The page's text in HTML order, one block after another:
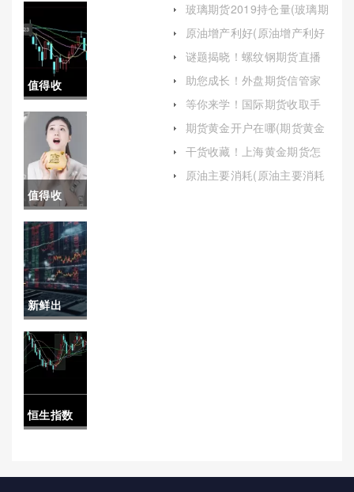
值得收
藏！国际
期货隔夜
保证金：
定义、计
算与影响
值得收
藏！国际
期货天下
直播间喊
单(国际期
货直播间
在线)
新鲜出
炉！纳指
期货需要
多少保证
金(小纳指
恒生指数
动不动(恒
玻璃期货2019持仓量(玻璃期
货历史数据)
原油增产利好(原油增产利好
还是利空)
谜题揭晓！螺纹钢期货直播
间喊单(期货螺纹钢行情软件)
助您成长！外盘期货信管家
开户(期货外盘app)
等你来学！国际期货收取手
续费(国际期货交易平台哪个
手续费低)
期货黄金开户在哪(期货黄金
开户在哪里)
干货收藏！上海黄金期货怎
么开户（帮助投资者做出明
智的决策）
原油主要消耗(原油主要消耗